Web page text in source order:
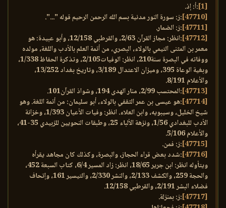
[1] :أ: إذ.
[47710]
:ز: سورة النور مدنية بسم الله الرحمن الرحيم قوله "...".
[47711]
:ز: الضمار.
[47712]
:انظر: مجاز القرآن 2/63، والقرطبي 12/158، وأبو عبيدة: هو
معمر بن المثنى التيمي بالولاء، البصري، من أئمة العلم بالأدب واللغة، مولده
ووفاته في البصرة سنة210، انظر: الوفيات2/105، وتذكرة الحفاظ 1/338،
وبغية الوعاة 395، وميزان الاعتدال 3/189، وتاريخ بغداد 13/252،
والأعلام 8/191.
[47713]
:المحتسب 2/99، منار الهدى 194، وشواذ القرآن101.
[47714]
:هو عيسى بن عمر الثقفي بالولاء، أبو سليمان: من أئمة اللغة. وهو
شيخ الخليل، وسيبويه، وابن العلاء. انظر: وفيات الأعيان 1/393، وخزانة
الأدب للبغدادي 1/56، ونزهة الألباء 25، وطبقات النحويين للزبيدي 35-41،
والأعلام 5/106.
[47715]
:ز: فمن.
[47716]
:شدد بعض قراء الحجاز، والبصرة، وكذلك كان مجاهد يقرأه
ويتأوله انظر: ابن جرير 18/65، انظر: زاد المسير 6/4، كتاب السبعة 452،
والحجة 259، والكشف 2/133، والنشر 2/330، والتيسير 161، وإتحاف
فضلاء البشر 2/191، والقرطبي 12/158.
[47717]
:ز: بمنزلة.